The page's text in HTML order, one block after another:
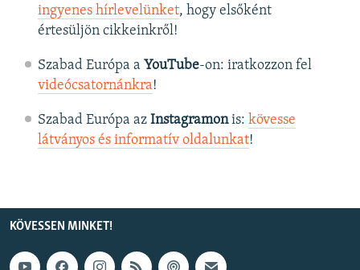
ingyenes hírlevelünket, hogy elsőként
értesüljön cikkeinkről!
Szabad Európa a YouTube-on: iratkozzon fel
videócsatornánkra!
Szabad Európa az Instagramonis: kövesse
látványos és informatív oldalunkat! ​
KÖVESSEN MINKET!